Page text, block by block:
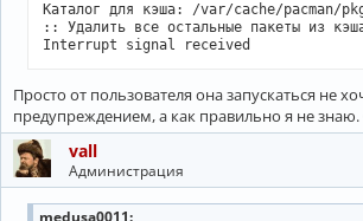
Каталог для кэша: /var/cache/pacman/
:: Удалить все остальные пакеты из
Просто от пользователя она запускаться не
предупреждением, а как правильно я не
vall
Администрация